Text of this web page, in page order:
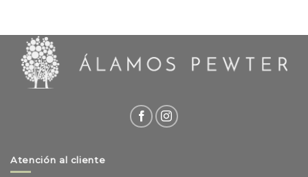
Atención al cliente